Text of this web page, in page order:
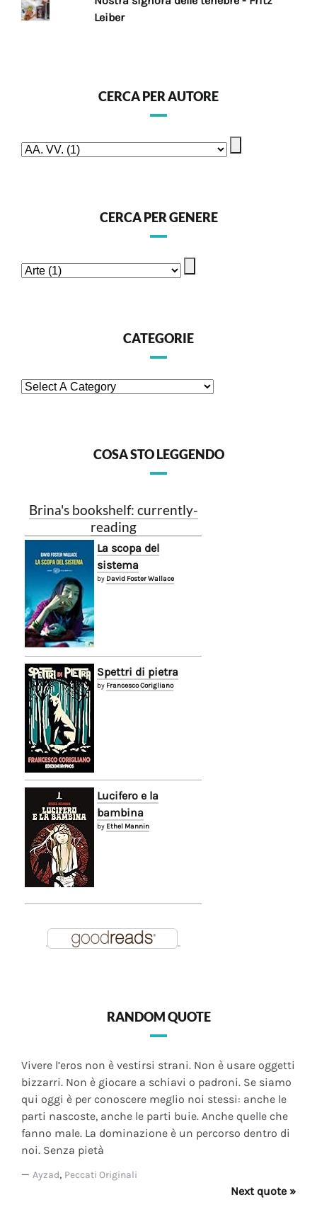
Leiber
CERCA PER AUTORE
CERCA PER GENERE
CATEGORIE
COSA STO LEGGENDO
Brina's bookshelf: currently-
reading
La scopa del
sistema
by David Foster Wallace
Spettri di pietra
by Francesco Corigliano
Lucifero e la
bambina
by Ethel Mannin
RANDOM QUOTE
Vivere l’eros non è vestirsi strani. Non è usare oggetti
bizzarri. Non è giocare a schiavi o padroni. Se siamo
qui oggi è per conoscere meglio noi stessi: anche le
parti nascoste, anche le parti buie. Anche quelle che
fanno male. La dominazione è un percorso dentro di
noi. Senza pietà
— Ayzad, Peccati Originali
Next quote »